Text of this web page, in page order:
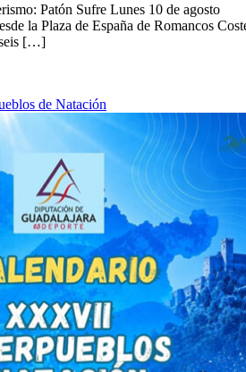
Patón Sufre Lunes 10 de agosto
la Plaza de España de Romancos
seis […]
de Natación